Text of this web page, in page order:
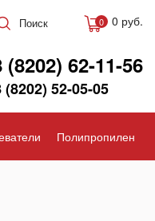
Поиск 0 0 руб.
(8202) 62-11-56
(8202) 52-05-05
Полипропилен